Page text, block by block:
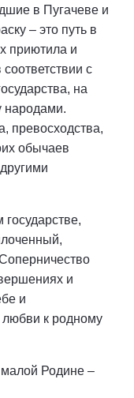
в Пугачеве и
– это путь в
приютила и
с
на
народами.
превосходства,
обычаев
и
и
к родному
Родине –